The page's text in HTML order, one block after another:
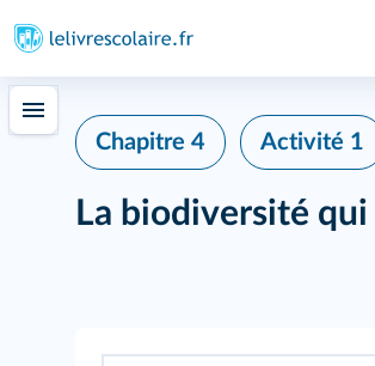
Chapitre 4 Activité 1
La biodiversité